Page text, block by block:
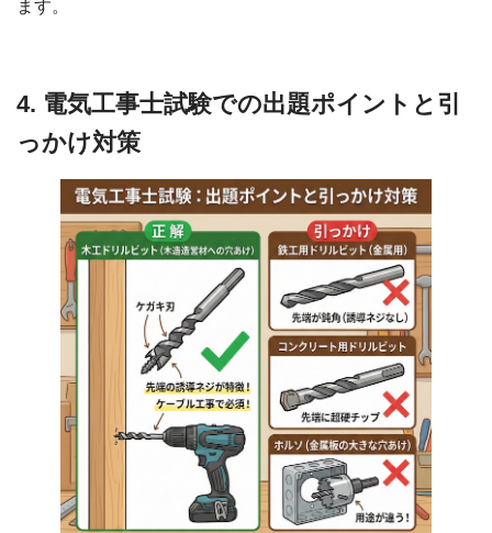
ます。
4. 電気工事士試験での出題ポイントと引
っかけ対策